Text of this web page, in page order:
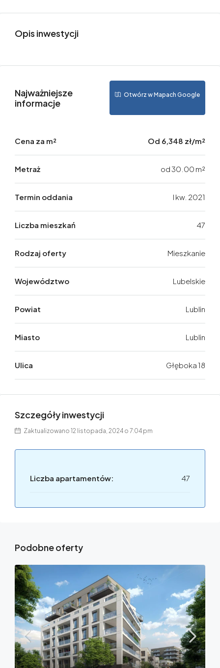
Opis inwestycji
Najważniejsze
informacje
Otwórz w Mapach Google
Województwo Lubelskie
Powiat Lublin
Miasto Lublin
Ulica Głęboka 18
Cena za m² Od 6,348 zł/m²
Metraż od 30.00 m²
Termin oddania I kw. 2021
Liczba mieszkań 47
Rodzaj oferty Mieszkanie
Szczegóły inwestycji
Zaktualizowano 12 listopada, 2024 o 7:04 pm
Liczba apartamentów: 47
Podobne oferty